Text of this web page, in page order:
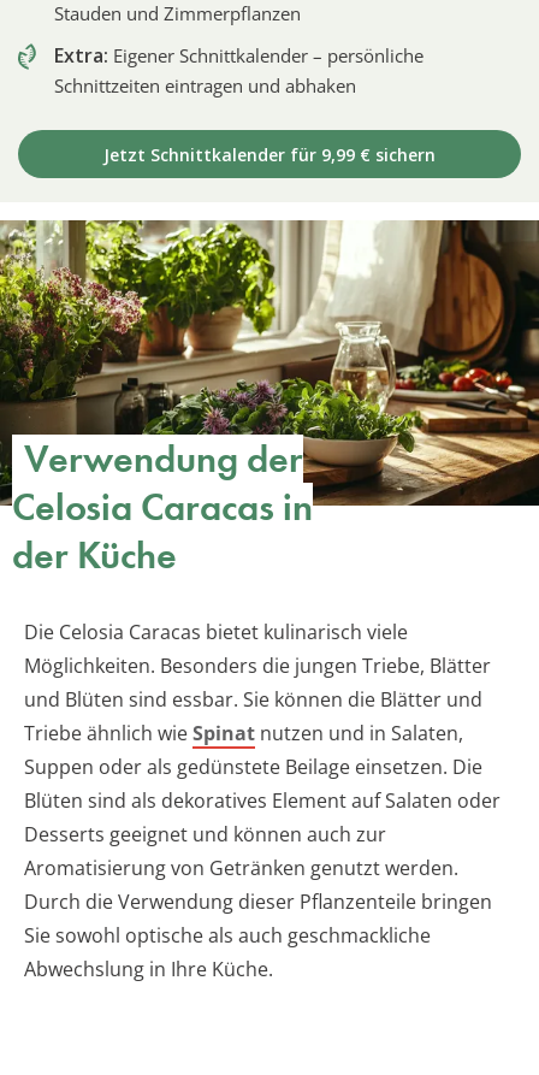
Stauden und Zimmerpflanzen
Extra: Eigener Schnittkalender – persönliche
Schnittzeiten eintragen und abhaken
Jetzt Schnittkalender für 9,99 € sichern
Verwendung der
Celosia Caracas in
der Küche
Die Celosia Caracas bietet kulinarisch viele
Möglichkeiten. Besonders die jungen Triebe, Blätter
und Blüten sind essbar. Sie können die Blätter und
Triebe ähnlich wieSpinat nutzen und in Salaten,
Suppen oder als gedünstete Beilage einsetzen. Die
Blüten sind als dekoratives Element auf Salaten oder
Desserts geeignet und können auch zur
Aromatisierung von Getränken genutzt werden.
Durch die Verwendung dieser Pflanzenteile bringen
Sie sowohl optische als auch geschmackliche
Abwechslung in Ihre Küche.